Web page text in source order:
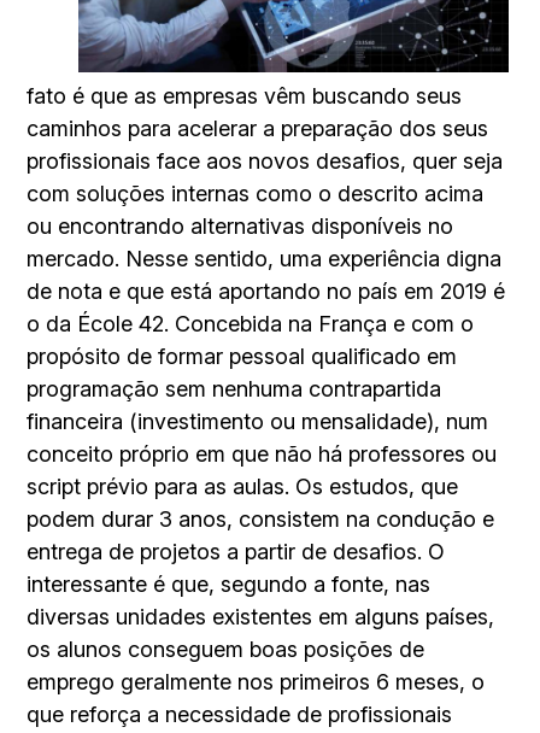
fato é que as empresas vêm buscando seus
caminhos para acelerar a preparação dos seus
profissionais face aos novos desafios, quer seja
com soluções internas como o descrito acima
ou encontrando alternativas disponíveis no
mercado. Nesse sentido, uma experiência digna
de nota e que está aportando no país em 2019 é
o da École 42. Concebida na França e com o
propósito de formar pessoal qualificado em
programação sem nenhuma contrapartida
financeira (investimento ou mensalidade), num
conceito próprio em que não há professores ou
script prévio para as aulas. Os estudos, que
podem durar 3 anos, consistem na condução e
entrega de projetos a partir de desafios. O
interessante é que, segundo a fonte, nas
diversas unidades existentes em alguns países,
os alunos conseguem boas posições de
emprego geralmente nos primeiros 6 meses, o
que reforça a necessidade de profissionais